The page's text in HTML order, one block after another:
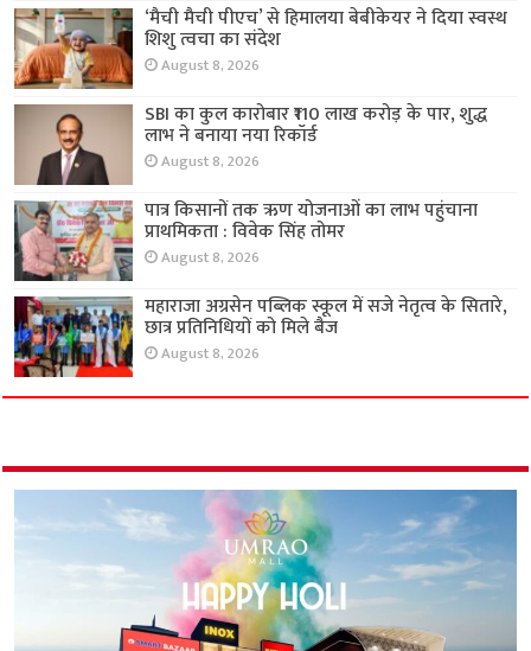
‘मैची मैची पीएच’ से हिमालया बेबीकेयर ने दिया स्वस्थ
शिशु त्वचा का संदेश
August 8, 2026
SBI का कुल कारोबार ₹110 लाख करोड़ के पार, शुद्ध
लाभ ने बनाया नया रिकॉर्ड
August 8, 2026
पात्र किसानों तक ऋण योजनाओं का लाभ पहुंचाना
प्राथमिकता : विवेक सिंह तोमर
August 8, 2026
महाराजा अग्रसेन पब्लिक स्कूल में सजे नेतृत्व के सितारे,
छात्र प्रतिनिधियों को मिले बैज
August 8, 2026